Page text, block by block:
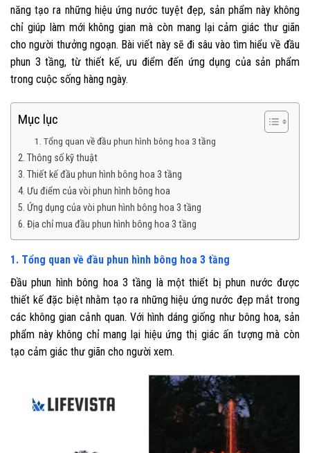
năng tạo ra những hiệu ứng nước tuyệt đẹp, sản phẩm này không
chỉ giúp làm mới không gian mà còn mang lại cảm giác thư giãn
cho người thưởng ngoạn. Bài viết này sẽ đi sâu vào tìm hiểu về đầu
phun 3 tầng, từ thiết kế, ưu điểm đến ứng dụng của sản phẩm
trong cuộc sống hàng ngày.
Mục lục
1. Tổng quan về đầu phun hình bông hoa 3 tầng
2. Thông số kỹ thuật
3. Thiết kế đầu phun hình bông hoa 3 tầng
4. Ưu điểm của vòi phun hình bông hoa
5. Ứng dụng của vòi phun hình bông hoa 3 tầng
6. Địa chỉ mua đầu phun hình bông hoa 3 tầng
1. Tổng quan về đầu phun hình bông hoa 3 tầng
Đầu phun hình bông hoa 3 tầng là một thiết bị phun nước được
thiết kế đặc biệt nhằm tạo ra những hiệu ứng nước đẹp mắt trong
các không gian cảnh quan. Với hình dáng giống như bông hoa, sản
phẩm này không chỉ mang lại hiệu ứng thị giác ấn tượng mà còn
tạo cảm giác thư giãn cho người xem.